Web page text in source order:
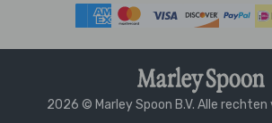
2026 © Marley Spoon B.V. Alle rechten